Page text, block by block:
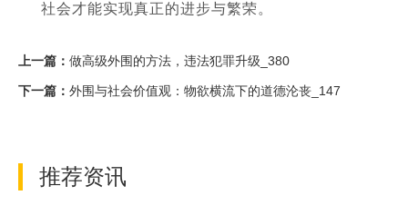
社会才能实现真正的进步与繁荣。
上一篇： 做高级外围的方法，违法犯罪升级_380
下一篇： 外围与社会价值观：物欲横流下的道德沦丧_147
推荐资讯